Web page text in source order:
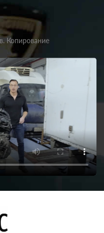
Копирование